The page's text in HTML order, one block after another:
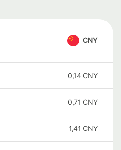
CNY
0,14 CNY
0,71 CNY
1,41 CNY